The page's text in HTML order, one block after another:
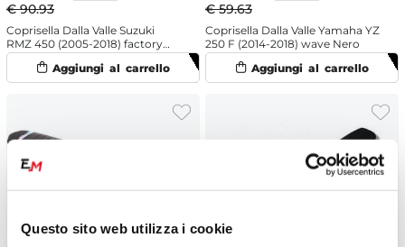
Questo sito web utilizza i cookie
€ 90.93
Coprisella Dalla Valle Suzuki
RMZ 450 (2005-2018) factory
Nero
€ 59.63
Coprisella Dalla Valle Yamaha YZ
250 F (2014-2018) wave Nero